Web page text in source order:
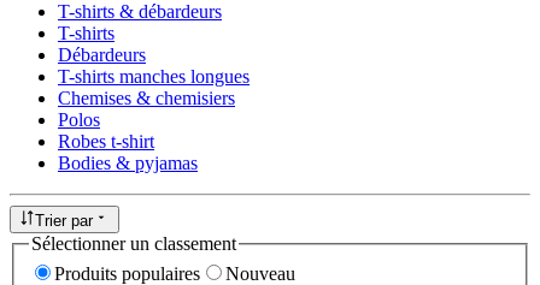
T-shirts & débardeurs
T-shirts
Débardeurs
T-shirts manches longues
Chemises & chemisiers
Polos
Robes t-shirt
Bodies & pyjamas
Trier par
Sélectionner un classement
Produits populaires
Nouveau